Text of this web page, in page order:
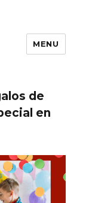
MENU
de
en